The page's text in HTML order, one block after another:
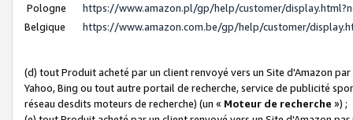
Pologne
https://www.amazon.pl/gp/help/customer/
Belgique
https://www.amazon.com.be/gp/help/customer/
(d) tout Produit acheté par un client renvoyé vers un Site d'Amazon
Yahoo, Bing ou tout autre portail de recherche, service de publicité
réseau desdits moteurs de recherche) (un « Moteur de recherche ») ;